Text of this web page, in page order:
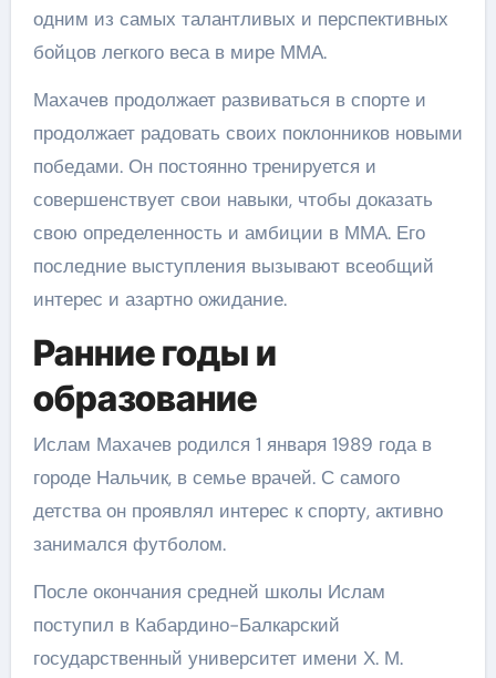
одним из самых талантливых и перспективных
бойцов легкого веса в мире ММА.
Махачев продолжает развиваться в спорте и
продолжает радовать своих поклонников новыми
победами. Он постоянно тренируется и
совершенствует свои навыки, чтобы доказать
свою определенность и амбиции в ММА. Его
последние выступления вызывают всеобщий
интерес и азартно ожидание.
Ранние годы и
образование
Ислам Махачев родился 1 января 1989 года в
городе Нальчик, в семье врачей. С самого
детства он проявлял интерес к спорту, активно
занимался футболом.
После окончания средней школы Ислам
поступил в Кабардино-Балкарский
государственный университет имени Х. М.